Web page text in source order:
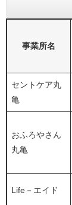
事業所名
セントケア丸
亀
おふろやさん
丸亀
Life－エイド